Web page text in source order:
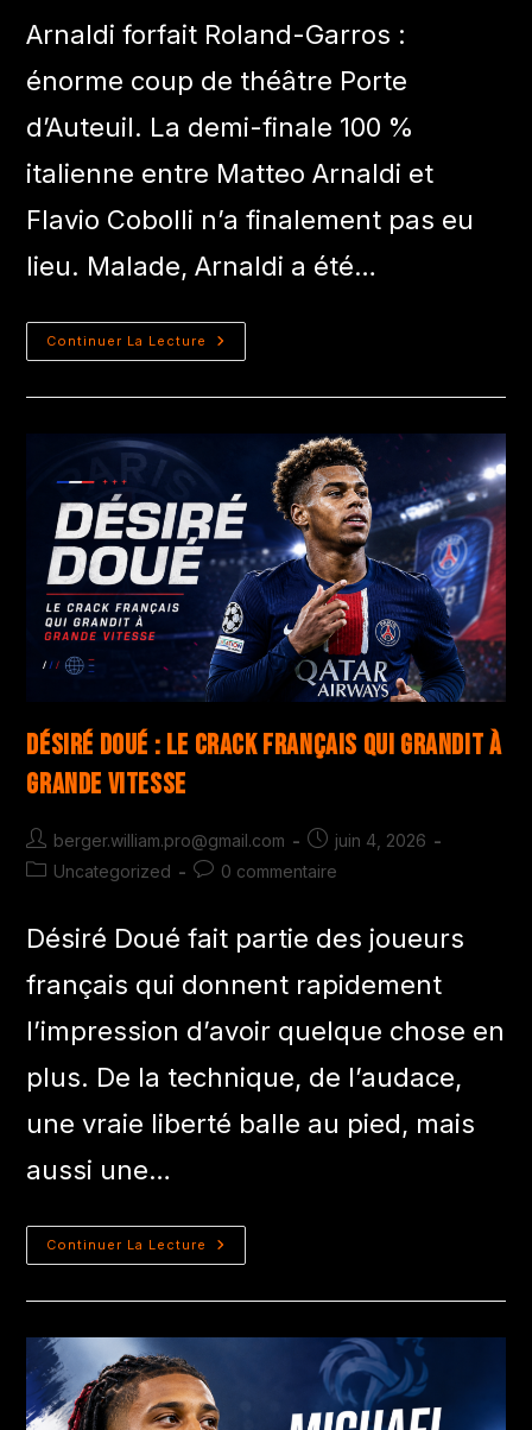
Arnaldi forfait Roland-Garros :
énorme coup de théâtre Porte
d’Auteuil. La demi-finale 100 %
italienne entre Matteo Arnaldi et
Flavio Cobolli n’a finalement pas eu
lieu. Malade, Arnaldi a été…
Continuer La Lecture
Désiré Doué : le crack français qui grandit à
grande vitesse
berger.william.pro@gmail.com
juin 4, 2026
Uncategorized
0 commentaire
Désiré Doué fait partie des joueurs
français qui donnent rapidement
l’impression d’avoir quelque chose en
plus. De la technique, de l’audace,
une vraie liberté balle au pied, mais
aussi une…
Continuer La Lecture